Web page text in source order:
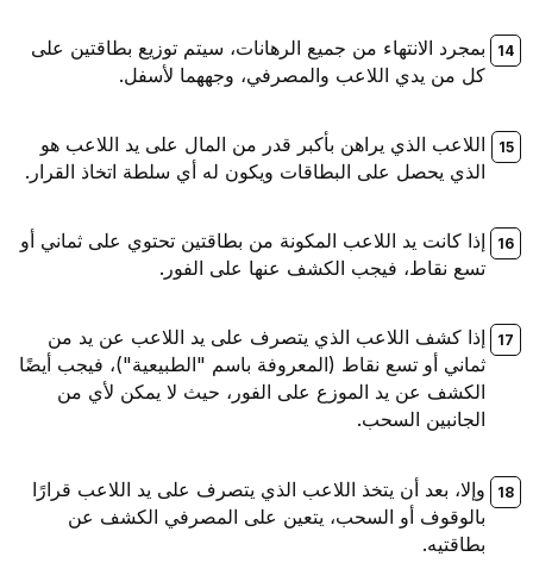
بمجرد الانتهاء من جميع الرهانات، سيتم توزيع بطاقتين على
كل من يدي اللاعب والمصرفي، وجههما لأسفل.
اللاعب الذي يراهن بأكبر قدر من المال على يد اللاعب هو
الذي يحصل على البطاقات ويكون له أي سلطة اتخاذ القرار.
إذا كانت يد اللاعب المكونة من بطاقتين تحتوي على ثماني أو
تسع نقاط، فيجب الكشف عنها على الفور.
إذا كشف اللاعب الذي يتصرف على يد اللاعب عن يد من
ثماني أو تسع نقاط (المعروفة باسم "الطبيعية")، فيجب أيضًا
الكشف عن يد الموزع على الفور، حيث لا يمكن لأي من
الجانبين السحب.
وإلا، بعد أن يتخذ اللاعب الذي يتصرف على يد اللاعب قرارًا
بالوقوف أو السحب، يتعين على المصرفي الكشف عن
بطاقتيه.